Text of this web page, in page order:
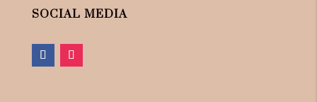
SOCIAL MEDIA